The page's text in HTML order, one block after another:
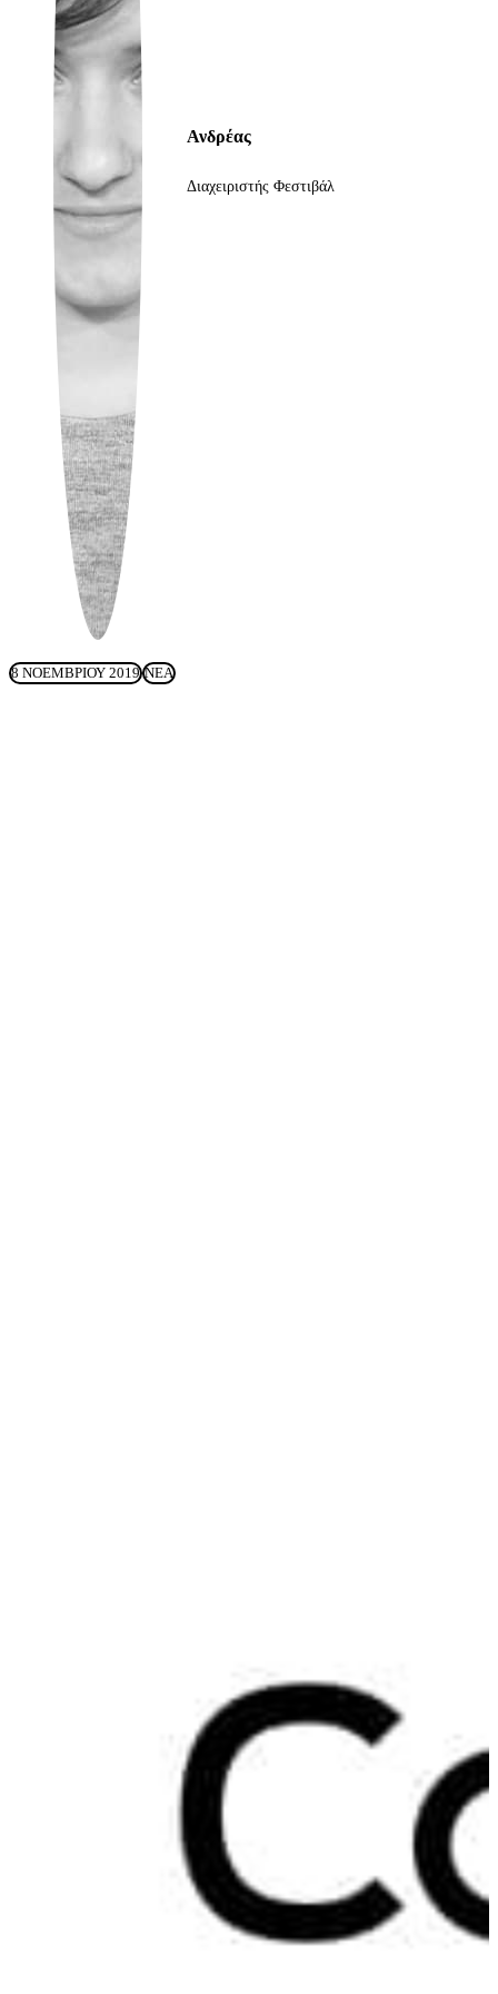
Ανδρέας
Διαχειριστής Φεστιβάλ
8 ΝΟΕΜΒΡΊΟΥ 2019 ΝΈΑ